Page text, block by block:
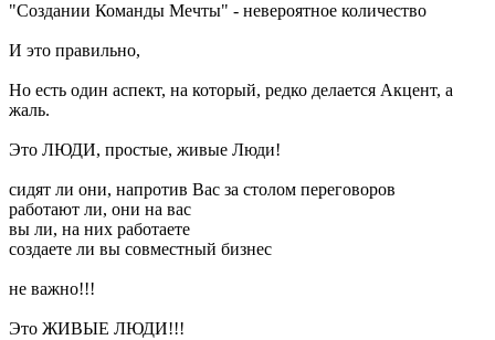
"Создании Команды Мечты" - невероятное количество
И это правильно,
Но есть один аспект, на который, редко делается Акцент, а
жаль.
Это ЛЮДИ, простые, живые Люди!
сидят ли они, напротив Вас за столом переговоров
работают ли, они на вас
вы ли, на них работаете
создаете ли вы совместный бизнес
не важно!!!
Это ЖИВЫЕ ЛЮДИ!!!